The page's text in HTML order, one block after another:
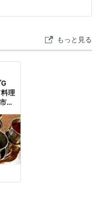
グループのしゃぶしゃ
ったことがありませ
お店か視察に行ってみ
！／沖縄グルメフェ…
もっと見る
理
橋